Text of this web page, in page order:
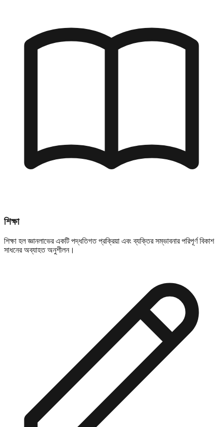
শিক্ষা
শিক্ষা হল জ্ঞানলাভের একটি পদ্ধতিগত প্রক্রিয়া এবং ব্যক্তির সম্ভাবনার পরিপূর্ণ বিকাশ
সাধনের অব্যাহত অনুশীলন।